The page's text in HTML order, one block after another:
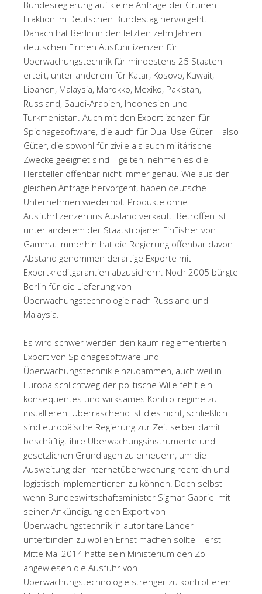
Bundesregierung auf kleine Anfrage der Grünen-
Fraktion im Deutschen Bundestag hervorgeht.
Danach hat Berlin in den letzten zehn Jahren
deutschen Firmen Ausfuhrlizenzen für
Überwachungstechnik für mindestens 25 Staaten
erteilt, unter anderem für Katar, Kosovo, Kuwait,
Libanon, Malaysia, Marokko, Mexiko, Pakistan,
Russland, Saudi-Arabien, Indonesien und
Turkmenistan. Auch mit den Exportlizenzen für
Spionagesoftware, die auch für Dual-Use-Güter – also
Güter, die sowohl für zivile als auch militärische
Zwecke geeignet sind – gelten, nehmen es die
Hersteller offenbar nicht immer genau. Wie aus der
gleichen Anfrage hervorgeht, haben deutsche
Unternehmen wiederholt Produkte ohne
Ausfuhrlizenzen ins Ausland verkauft. Betroffen ist
unter anderem der Staatstrojaner FinFisher von
Gamma. Immerhin hat die Regierung offenbar davon
Abstand genommen derartige Exporte mit
Exportkreditgarantien abzusichern. Noch 2005 bürgte
Berlin für die Lieferung von
Überwachungstechnologie nach Russland und
Malaysia.
Es wird schwer werden den kaum reglementierten
Export von Spionagesoftware und
Überwachungstechnik einzudämmen, auch weil in
Europa schlichtweg der politische Wille fehlt ein
konsequentes und wirksames Kontrollregime zu
installieren. Überraschend ist dies nicht, schließlich
sind europäische Regierung zur Zeit selber damit
beschäftigt ihre Überwachungsinstrumente und
gesetzlichen Grundlagen zu erneuern, um die
Ausweitung der Internetüberwachung rechtlich und
logistisch implementieren zu können. Doch selbst
wenn Bundeswirtschaftsminister Sigmar Gabriel mit
seiner Ankündigung den Export von
Überwachungstechnik in autoritäre Länder
unterbinden zu wollen Ernst machen sollte – erst
Mitte Mai 2014 hatte sein Ministerium den Zoll
angewiesen die Ausfuhr von
Überwachungstechnologie strenger zu kontrollieren –